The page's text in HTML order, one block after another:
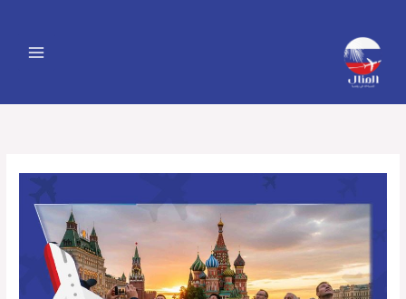
المحتوى